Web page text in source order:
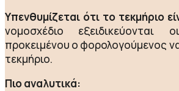
Υπενθυμίζεται ότι το τεκμήριο
νομοσχέδιο εξειδικεύονται
προκειμένου ο φορολογούμενος
τεκμήριο.
Πιο αναλυτικά: